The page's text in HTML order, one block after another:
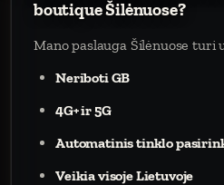
boutique Šilėnuose?
Mano paslauga Šilėnuose turi
Neriboti GB
4G+ ir 5G
Automatinis tinklo
Veikia visoje Lietuvoje